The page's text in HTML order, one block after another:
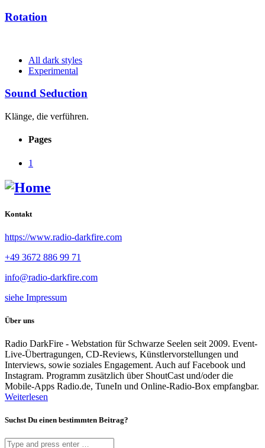
Rotation
All dark styles
Experimental
Sound Seduction
Klänge, die verführen.
Pages
1
Kontakt
https://www.radio-darkfire.com
+49 3672 886 99 71
info@radio-darkfire.com
siehe Impressum
Über uns
Radio DarkFire - Webstation für Schwarze Seelen seit 2009. Event-
Live-Übertragungen, CD-Reviews, Künstlervorstellungen und
Interviews, sowie soziales Engagement. Auch auf Facebook und
Instagram. Programm zusätzlich über ShoutCast und/oder die
Mobile-Apps Radio.de, TuneIn und Online-Radio-Box empfangbar.
Weiterlesen
Suchst Du einen bestimmten Beitrag?